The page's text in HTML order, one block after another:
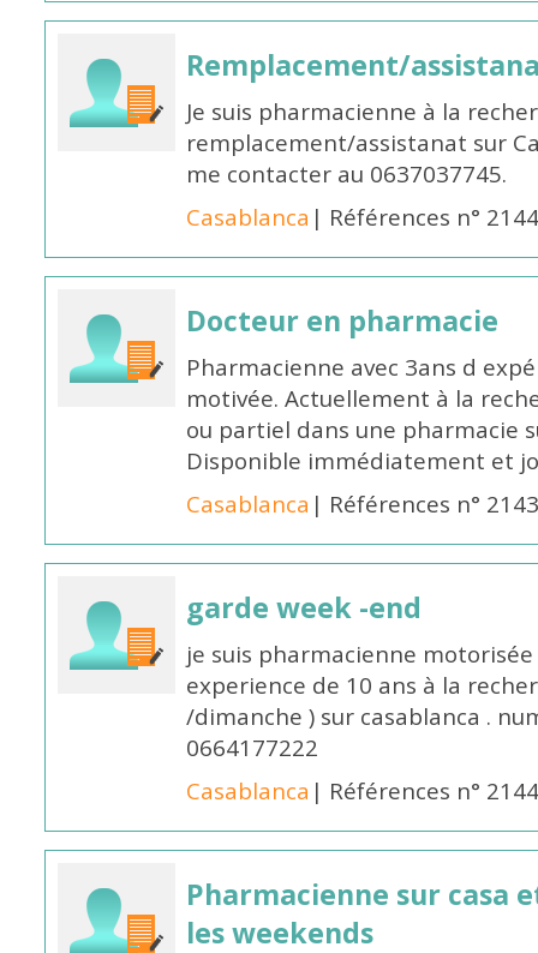
Remplacement/
Je suis pharmacienne à la
remplacement/assistanat sur
me contacter au 0637037745.
Casablanca | Références n°
Docteur en pharmacie
Pharmacienne avec 3ans d
motivée. Actuellement à la
ou partiel dans une pharmacie
Disponible immédiatement et
Casablanca | Références n°
garde week -end
je suis pharmacienne
experience de 10 ans à la
/dimanche ) sur casablanca .
0664177222
Casablanca | Références n°
Pharmacienne sur casa
les weekends